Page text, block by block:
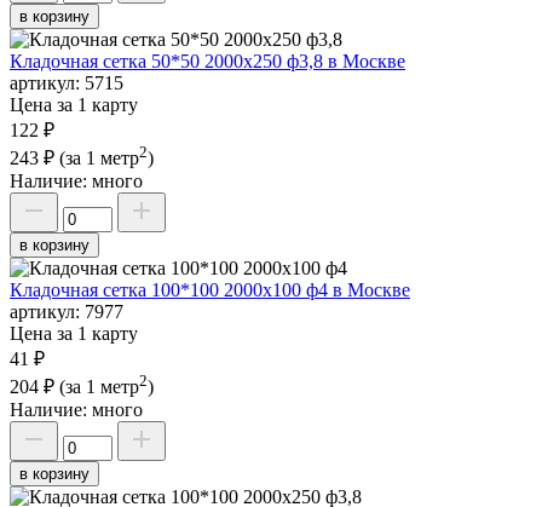
в корзину
Кладочная сетка 50*50 2000х250 ф3,8 в Москве
артикул: 5715
Цена за 1 карту
122 ₽
243 ₽ (за 1 метр2)
Наличие: много
в корзину
Кладочная сетка 100*100 2000х100 ф4 в Москве
артикул: 7977
Цена за 1 карту
41 ₽
204 ₽ (за 1 метр2)
Наличие: много
в корзину